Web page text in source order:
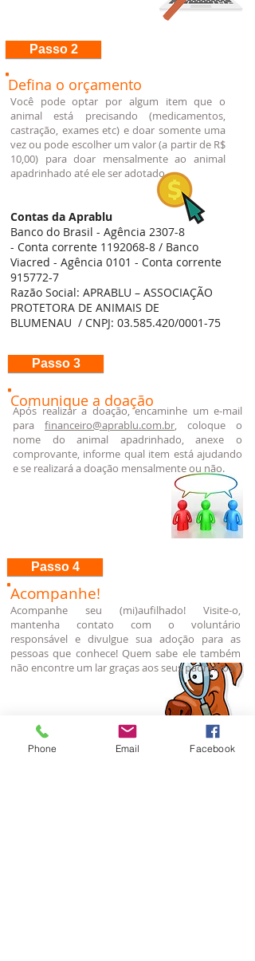
Passo 2
Defina o orçamento
Você pode optar por algum item que o
animal está precisando (medicamentos,
castração, exames etc) e doar somente uma
vez ou pode escolher um valor (a partir de R$
10,00) para doar mensalmente ao animal
apadrinhado até ele ser adotado.
Contas da Aprablu
Banco do Brasil - Agência 2307-8
- Conta corrente 1192068-8 / Banco
Viacred - Agência 0101 - Conta corrente
915772-7
Razão Social: APRABLU – ASSOCIAÇÃO
PROTETORA DE ANIMAIS DE
BLUMENAU / CNPJ: 03.585.420/0001-75
Passo 3
Comunique a doação
Após realizar a doação, encaminhe um e-mail
para financeiro@aprablu.com.br, coloque o
nome do animal apadrinhado, anexe o
comprovante, informe qual item está ajudando
e se realizará a doação mensalmente ou não.
Passo 4
Acompanhe!
Acompanhe seu (mi)aufilhado! Visite-o,
mantenha contato com o voluntário
responsável e divulgue sua adoção para as
pessoas que conhece! Quem sabe ele também
não encontre um lar graças aos seus padrinhos?
Afiliada ao:
Phone Email Facebook